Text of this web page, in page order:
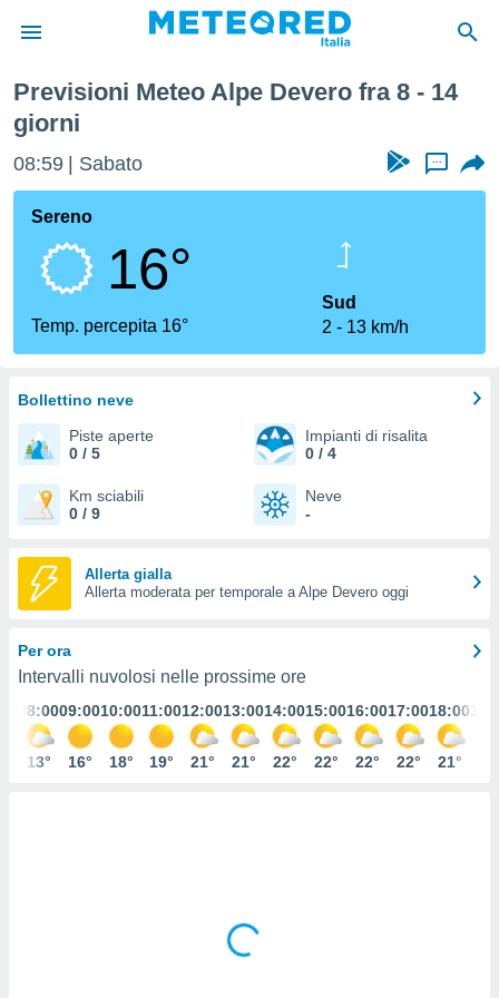
di
per
di
Web
simili,
di
CONTINUA
IMPOSTAZIONI
Previsioni Meteo Alpe Devero fra 8 - 14
giorni
08:59 Sabato ...
Sereno
16°
Temp. percepita 16°
Sud
2
13 km/h
Bollettino neve
Piste aperte
0 / 5
Impianti di risalita
0 / 4
Km sciabili
0 / 9
Neve
-
Allerta gialla
Allerta moderata per temporale a Alpe Devero oggi
Per ora
Intervalli nuvolosi nelle prossime ore
08:00
13°
09:00
16°
10:00
18°
11:00
19°
12:00
21°
13:00
21°
14:00
22°
15:00
22°
16:00
22°
17:00
22°
18:00
21°